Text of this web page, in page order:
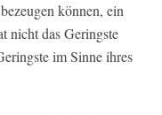
können, ein
nicht das Geringste
im Sinne ihres